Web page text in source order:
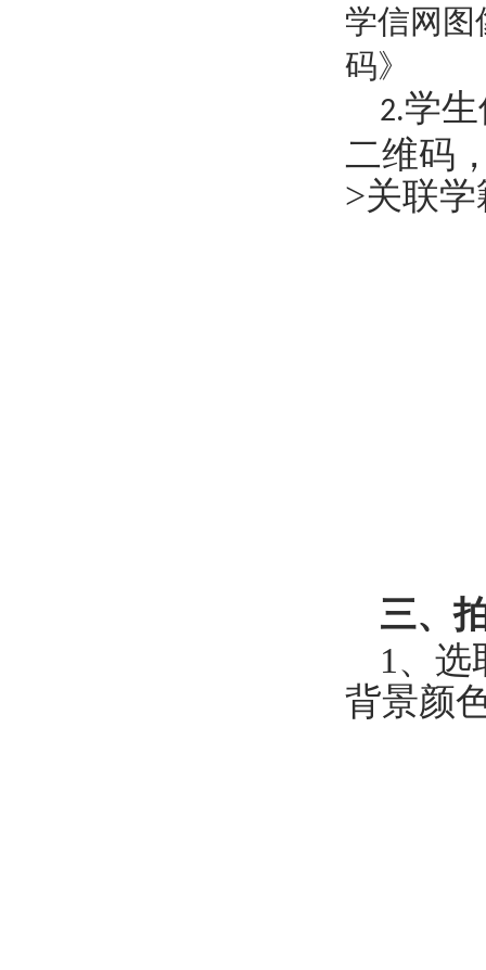
学信网图
码》
2.学
二维码
>关联
三、
1、
背景颜